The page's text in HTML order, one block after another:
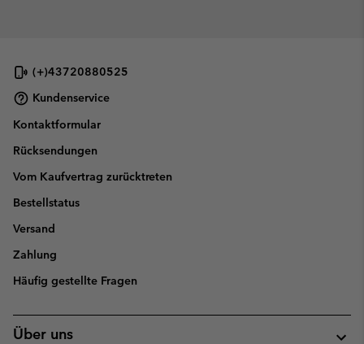
(+)43720880525
Kundenservice
Kontaktformular
Rücksendungen
Vom Kaufvertrag zurücktreten
Bestellstatus
Versand
Zahlung
Häufig gestellte Fragen
Über uns